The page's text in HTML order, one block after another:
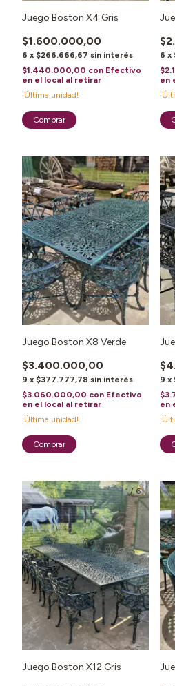
Juego Boston X4 Gris
$1.600.000,00
6 x $266.666,67 sin interés
$1.440.000,00 con Efectivo
en el local al retirar
¡Última unidad!
6 x
en
/6
Juego Boston X8 Verde
$3.400.000,00
9 x $377.777,78 sin interés
$3.060.000,00 con Efectivo
en el local al retirar
¡Última unidad!
9 x
en
1/ 6
Juego Boston X12 Gris